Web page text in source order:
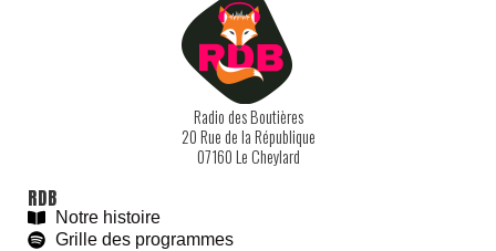
With love and#BeGoodies.fr
Radio des Boutières
20 Rue de la République
07160 Le Cheylard
RDB
Notre histoire
Grille des programmes